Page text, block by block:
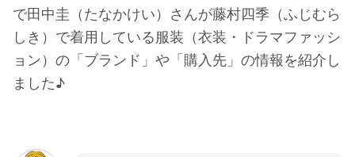
で田中圭（たなかけい）さんが藤村四季（ふじむら
しき）で着用している服装（衣装・ドラマファッシ
ョン）の「ブランド」や「購入先」の情報を紹介し
ました♪